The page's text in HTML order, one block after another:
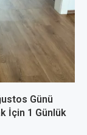
Günü
İçin 1 Günlük